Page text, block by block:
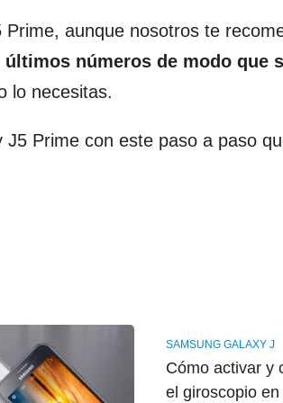
aunque nosotros te
números de modo que
lo necesitas.
Prime con este paso a paso
SAMSUNG GALAXY J
Cómo activar y
el giroscopio en